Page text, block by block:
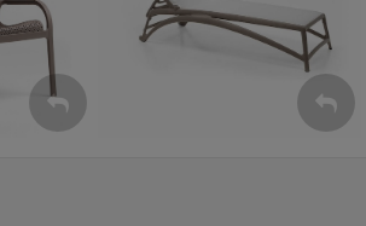
ZOBACZ ZOBACZ